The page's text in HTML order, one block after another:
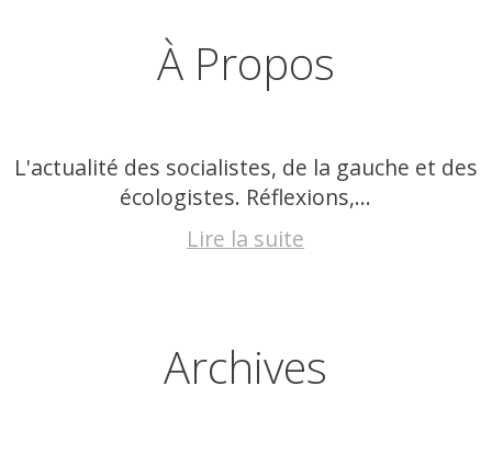
À Propos
L'actualité des socialistes, de la gauche et des
écologistes. Réflexions,...
Lire la suite
Archives